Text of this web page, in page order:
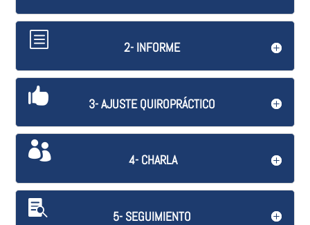
2- INFORME
3- AJUSTE QUIROPRÁCTICO
4- CHARLA
5- SEGUIMIENTO